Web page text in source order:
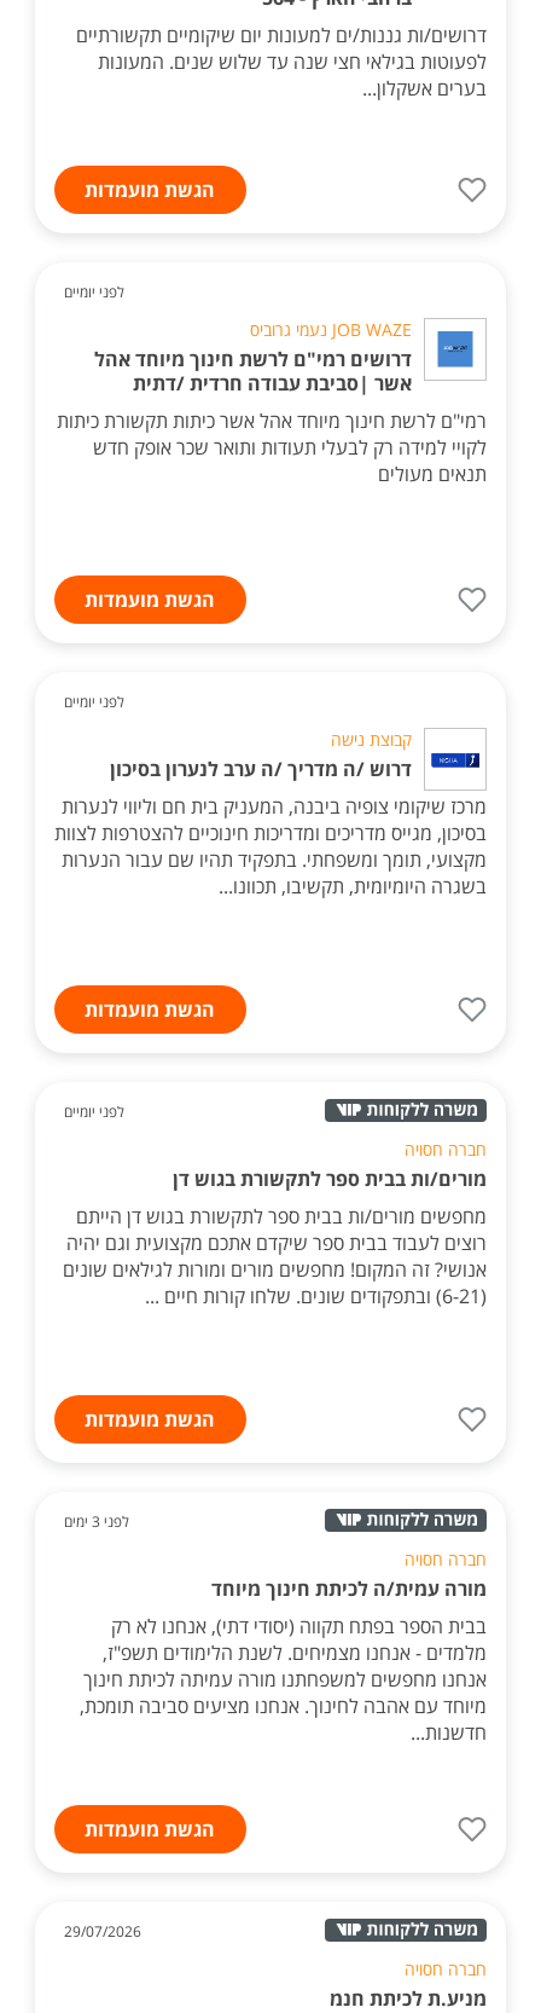
דרושים/ות גננות/ים למעונות יום שיקומיים תקשורתיים
לפעוטות בגילאי חצי שנה עד שלוש שנים. המעונות
בערים אשקלון...
הגשת מועמדות
לפני יומיים
JOB WAZE נעמי גרוביס
דרושים רמי"ם לרשת חינוך מיוחד אהל
אשר |סביבת עבודה חרדית /דתית
רמי"ם לרשת חינוך מיוחד אהל אשר כיתות תקשורת כיתות
לקויי למידה רק לבעלי תעודות ותואר שכר אופק חדש
תנאים מעולים
הגשת מועמדות
לפני יומיים
קבוצת נישה
דרוש /ה מדריך /ה ערב לנערון בסיכון
מרכז שיקומי צופיה ביבנה, המעניק בית חם וליווי לנערות
בסיכון, מגייס מדריכים ומדריכות חינוכיים להצטרפות לצוות
מקצועי, תומך ומשפחתי. בתפקיד תהיו שם עבור הנערות
בשגרה היומיומית, תקשיבו, תכוונו...
הגשת מועמדות
לפני יומיים
חברה חסויה
מורים/ות בבית ספר לתקשורת בגוש דן
מחפשים מורים/ות בבית ספר לתקשורת בגוש דן הייתם
רוצים לעבוד בבית ספר שיקדם אתכם מקצועית וגם יהיה
אנושי? זה המקום! מחפשים מורים ומורות לגילאים שונים
(6-21) ובתפקודים שונים. שלחו קורות חיים ...
הגשת מועמדות
לפני 3 ימים
חברה חסויה
מורה עמית/ה לכיתת חינוך מיוחד
בבית הספר בפתח תקווה (יסודי דתי), אנחנו לא רק
מלמדים - אנחנו מצמיחים. לשנת הלימודים תשפ"ז,
אנחנו מחפשים למשפחתנו מורה עמיתה לכיתת חינוך
מיוחד עם אהבה לחינוך. אנחנו מציעים סביבה תומכת,
חדשנות...
הגשת מועמדות
29/07/2026
חברה חסויה
מניע.ת לכיתת חנמ